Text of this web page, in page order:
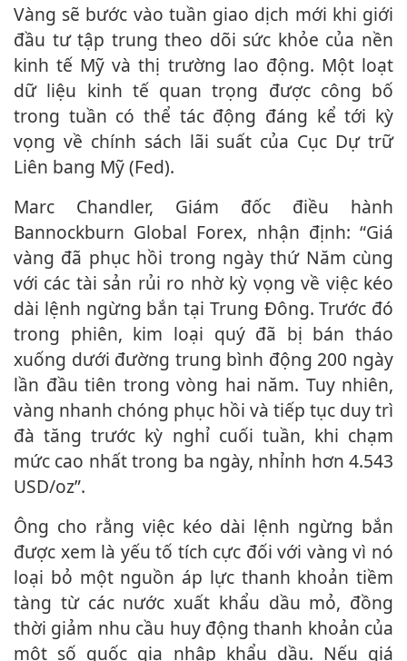
Vàng sẽ bước vào tuần giao dịch mới khi giới
đầu tư tập trung theo dõi sức khỏe của nền
kinh tế Mỹ và thị trường lao động. Một loạt
dữ liệu kinh tế quan trọng được công bố
trong tuần có thể tác động đáng kể tới kỳ
vọng về chính sách lãi suất của Cục Dự trữ
Liên bang Mỹ (Fed).
Marc Chandler, Giám đốc điều hành
Bannockburn Global Forex, nhận định: “Giá
vàng đã phục hồi trong ngày thứ Năm cùng
với các tài sản rủi ro nhờ kỳ vọng về việc kéo
dài lệnh ngừng bắn tại Trung Đông. Trước đó
trong phiên, kim loại quý đã bị bán tháo
xuống dưới đường trung bình động 200 ngày
lần đầu tiên trong vòng hai năm. Tuy nhiên,
vàng nhanh chóng phục hồi và tiếp tục duy trì
đà tăng trước kỳ nghỉ cuối tuần, khi chạm
mức cao nhất trong ba ngày, nhỉnh hơn 4.543
USD/oz”.
Ông cho rằng việc kéo dài lệnh ngừng bắn
được xem là yếu tố tích cực đối với vàng vì nó
loại bỏ một nguồn áp lực thanh khoản tiềm
tàng từ các nước xuất khẩu dầu mỏ, đồng
thời giảm nhu cầu huy động thanh khoản của
một số quốc gia nhập khẩu dầu. Nếu giá